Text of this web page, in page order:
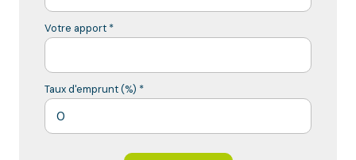
Votre apport *
Taux d'emprunt (%) *